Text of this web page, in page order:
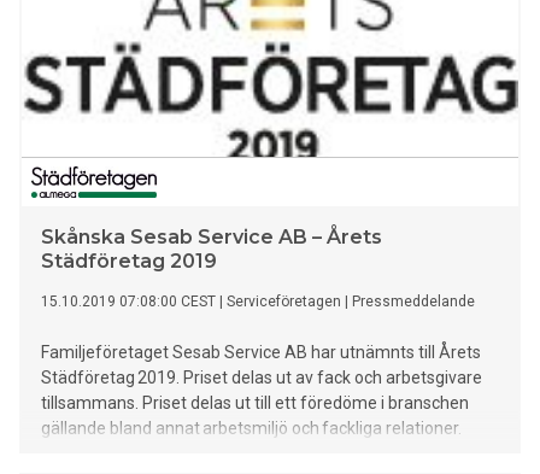
Skånska Sesab Service AB – Årets
Städföretag 2019
15.10.2019 07:08:00 CEST Serviceföretagen Pressmeddelande
Familjeföretaget Sesab Service AB har utnämnts till Årets
Städföretag 2019. Priset delas ut av fack och arbetsgivare
tillsammans. Priset delas ut till ett föredöme i branschen
gällande bland annat arbetsmiljö och fackliga relationer.